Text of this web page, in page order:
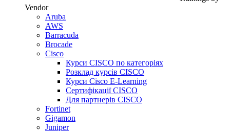
Vendor
Aruba
AWS
Barracuda
Brocade
Cisco
Курси CISCO по категоріях
Розклад курсів CISCO
Курси Cisco E-Learning
Сертифікації CISCO
Для партнерів CISCO
Fortinet
Gigamon
Juniper